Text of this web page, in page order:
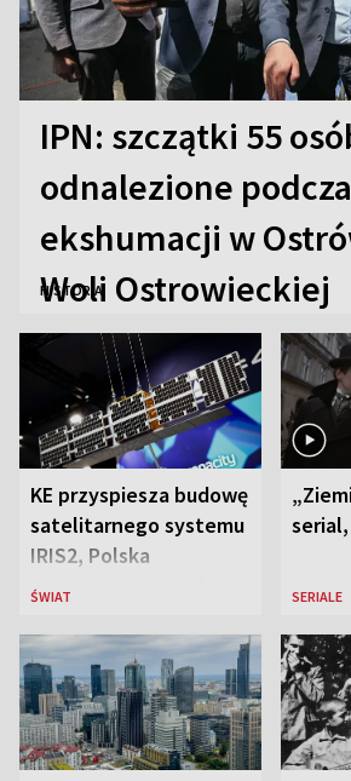
IPN: szczątki 55
odnalezione
ekshumacji w
Woli Ostrowieckiej
HISTORIA
KE przyspiesza budowę
satelitarnego systemu
IRIS2, Polska
przeznaczy 656 mln
ŚWIAT SERIALE